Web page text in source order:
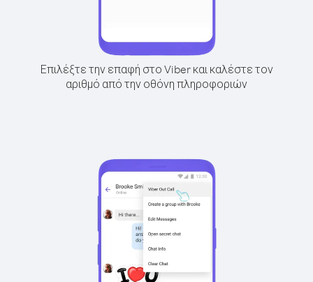
Επιλέξτε την επαφή στο Viber και καλέστε τον
αριθμό από την οθόνη πληροφοριών